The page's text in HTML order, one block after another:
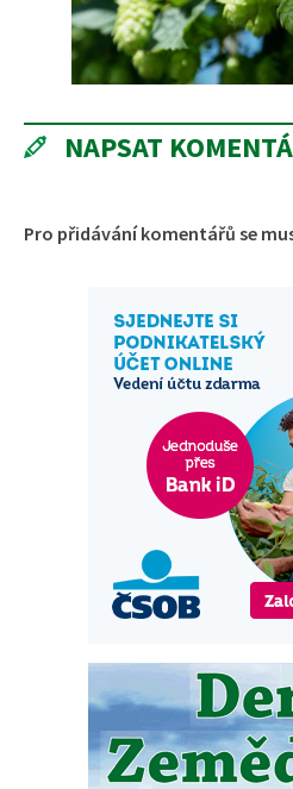
NAPSAT
Pro přidávání komentářů se